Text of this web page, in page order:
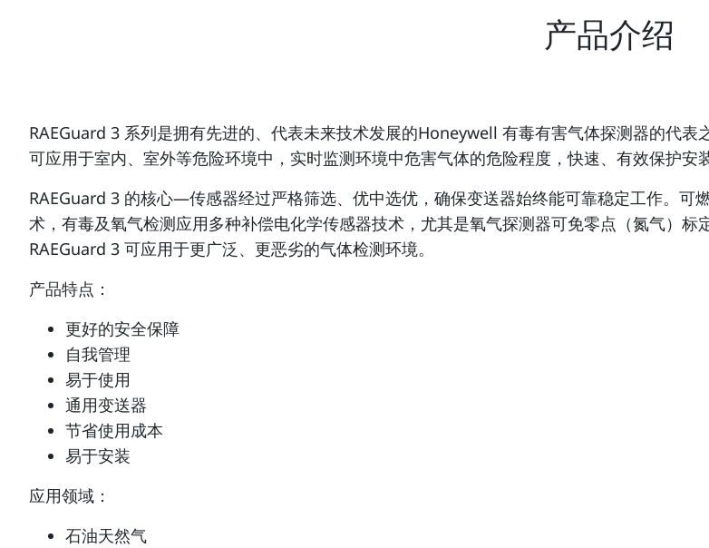
产品介绍
RAEGuard 3 系列是拥有先进的、代表未来技术发展的Honeywell 有毒有害气体探测器的代
可应用于室内、室外等危险环境中，实时监测环境中危害气体的危险程度，快速、有效保护安
RAEGuard 3 的核心—传感器经过严格筛选、优中选优，确保变送器始终能可靠稳定工作。可
术，有毒及氧气检测应用多种补偿电化学传感器技术，尤其是氧气探测器可免零点（氮气）
RAEGuard 3 可应用于更广泛、更恶劣的气体检测环境。
产品特点：
更好的安全保障
自我管理
易于使用
通用变送器
节省使用成本
易于安装
应用领域：
石油天然气